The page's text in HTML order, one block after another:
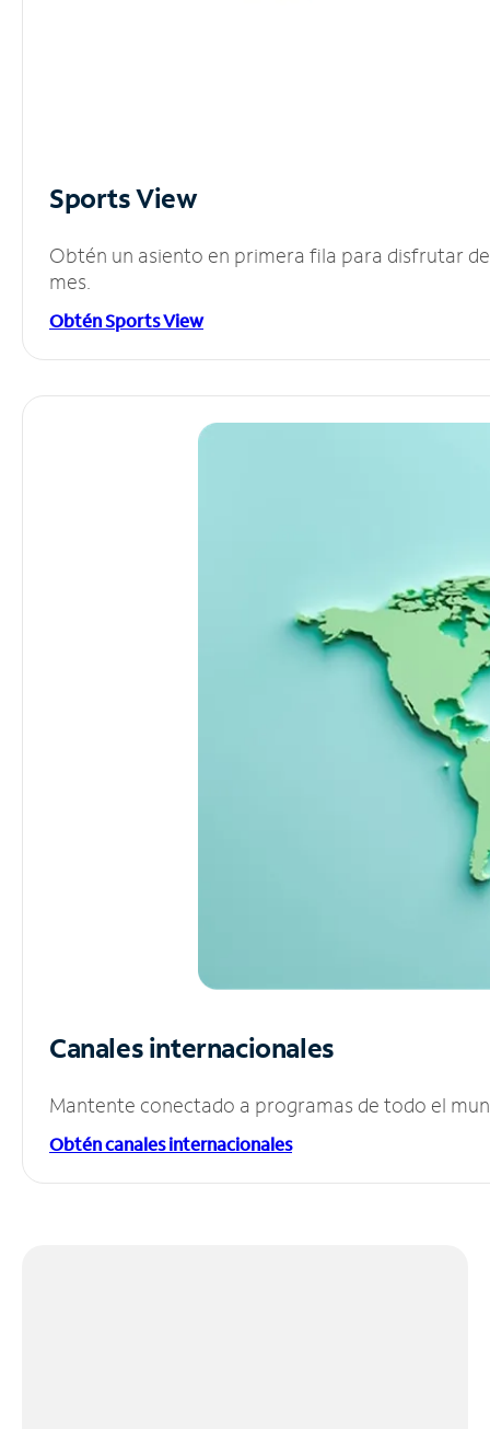
Sports View
Obtén un asiento en primera fila para disfrutar
mes.
Obtén Sports View
Canales internacionales
Mantente conectado a programas de todo el
Obtén canales internacionales